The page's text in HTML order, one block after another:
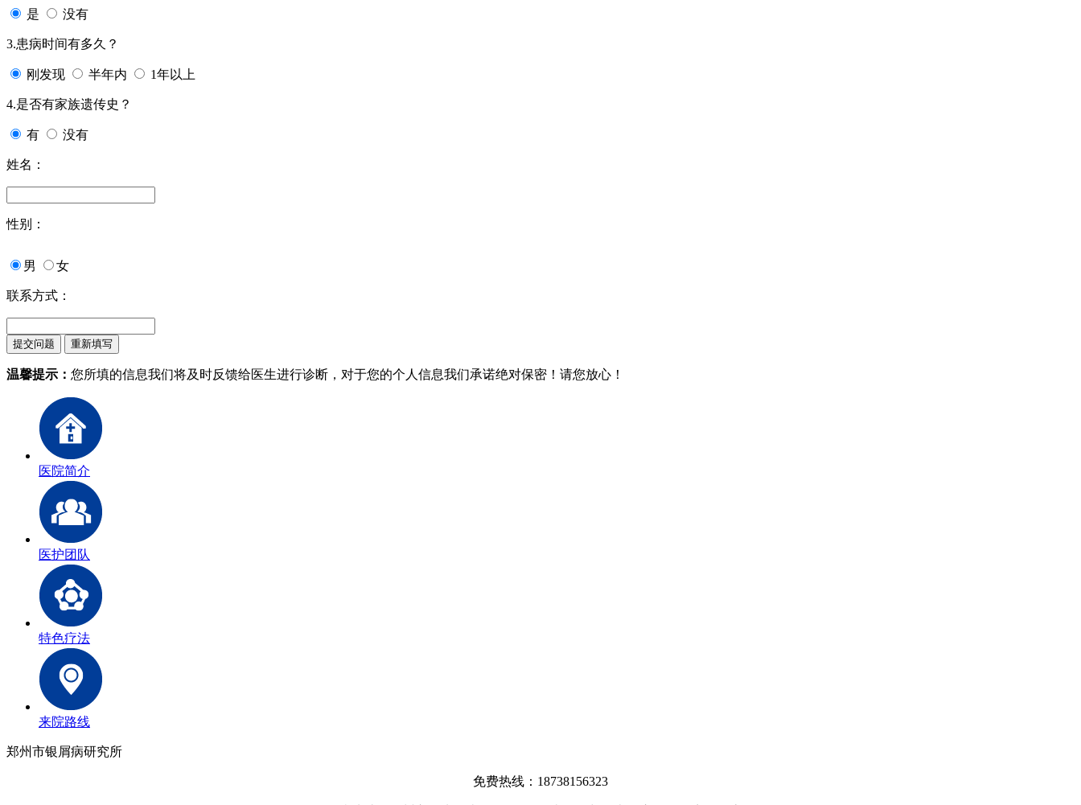
是 没有
3.患病时间有多久？
刚发现 半年内 1年以上
4.是否有家族遗传史？
有 没有
姓名：
性别：
男 女
联系方式：
温馨提示： 您所填的信息我们将及时反馈给医生进行诊断，对于您的个人信息我们承诺绝对保密！请您放心！
医院简介
医护团队
特色疗法
来院路线
郑州市银屑病研究所
免费热线：18738156323